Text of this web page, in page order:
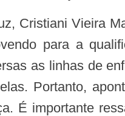
para a
as linhas de
Portanto,
É importante